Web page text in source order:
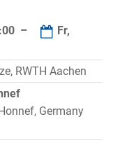
–
Fr,
RWTH Aachen
Germany